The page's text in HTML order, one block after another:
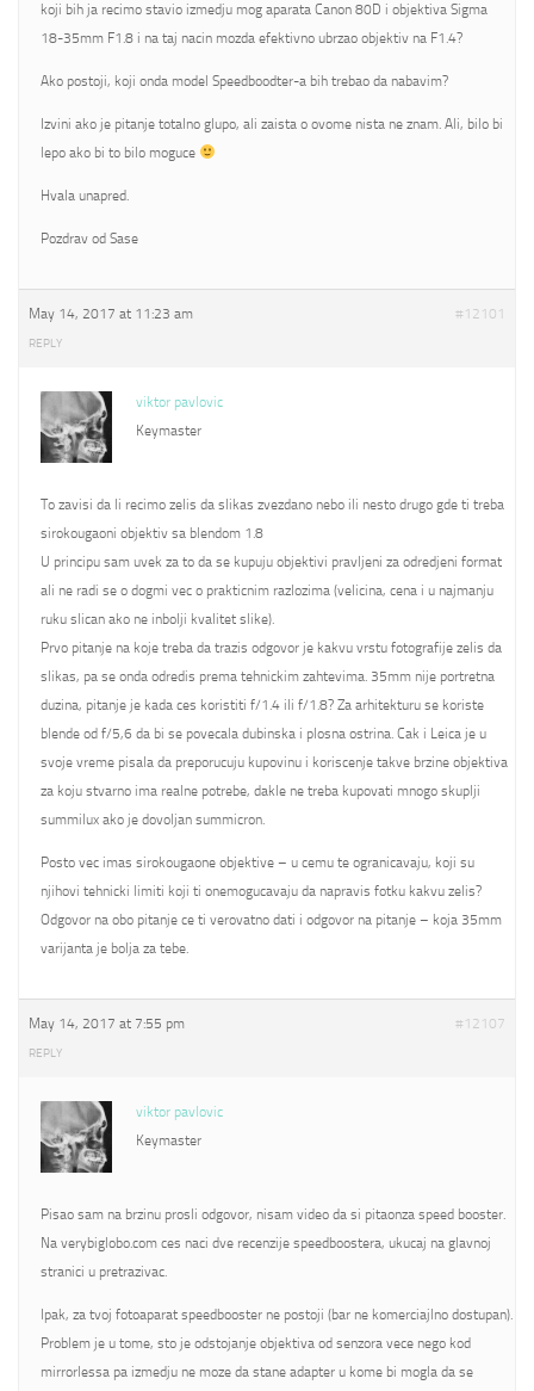
koji bih ja recimo stavio izmedju mog aparata Canon 80D i objektiva Sigma
18-35mm F1.8 i na taj nacin mozda efektivno ubrzao objektiv na F1.4?
Ako postoji, koji onda model Speedboodter-a bih trebao da nabavim?
Izvini ako je pitanje totalno glupo, ali zaista o ovome nista ne znam. Ali, bilo bi
lepo ako bi to bilo moguce
Hvala unapred.
Pozdrav od Sase
May 14, 2017 at 11:23 am #12101
REPLY
viktor pavlovic
Keymaster
To zavisi da li recimo zelis da slikas zvezdano nebo ili nesto drugo gde ti treba
sirokougaoni objektiv sa blendom 1.8
U principu sam uvek za to da se kupuju objektivi pravljeni za odredjeni format
ali ne radi se o dogmi vec o prakticnim razlozima (velicina, cena i u najmanju
ruku slican ako ne inbolji kvalitet slike).
Prvo pitanje na koje treba da trazis odgovor je kakvu vrstu fotografije zelis da
slikas, pa se onda odredis prema tehnickim zahtevima. 35mm nije portretna
duzina, pitanje je kada ces koristiti f/1.4 ili f/1.8? Za arhitekturu se koriste
blende od f/5,6 da bi se povecala dubinska i plosna ostrina. Cak i Leica je u
svoje vreme pisala da preporucuju kupovinu i koriscenje takve brzine objektiva
za koju stvarno ima realne potrebe, dakle ne treba kupovati mnogo skuplji
summilux ako je dovoljan summicron.
Posto vec imas sirokougaone objektive – u cemu te ogranicavaju, koji su
njihovi tehnicki limiti koji ti onemogucavaju da napravis fotku kakvu zelis?
Odgovor na obo pitanje ce ti verovatno dati i odgovor na pitanje – koja 35mm
varijanta je bolja za tebe.
May 14, 2017 at 7:55 pm #12107
REPLY
viktor pavlovic
Keymaster
Pisao sam na brzinu prosli odgovor, nisam video da si pitaonza speed booster.
Na verybiglobo.com ces naci dve recenzije speedboostera, ukucaj na glavnoj
stranici u pretrazivac.
Ipak, za tvoj fotoaparat speedbooster ne postoji (bar ne komerciajlno dostupan).
Problem je u tome, sto je odstojanje objektiva od senzora vece nego kod
mirrorlessa pa izmedju ne moze da stane adapter u kome bi mogla da se